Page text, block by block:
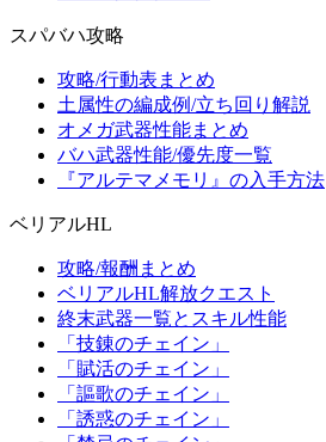
スパバハ攻略
攻略/行動表まとめ
土属性の編成例/立ち回り解説
オメガ武器性能まとめ
バハ武器性能/優先度一覧
『アルテマメモリ』の入手方法
ベリアルHL
攻略/報酬まとめ
ベリアルHL解放クエスト
終末武器一覧とスキル性能
「技錬のチェイン」
「賦活のチェイン」
「謳歌のチェイン」
「誘惑のチェイン」